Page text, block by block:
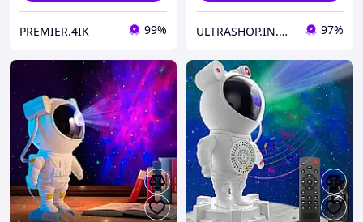
PREMIER.4IK 99% ULTRASHOP.IN.UA 🛒 Интернет-магазин трендовых гаджетов 97%